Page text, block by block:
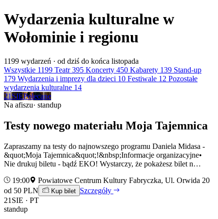
Wydarzenia kulturalne w
Wołominie i regionu
1199 wydarzeń · od dziś do końca listopada
Wszystkie 1199 Teatr395 Koncerty 450 Kabarety 139 Stand-up
179 Wydarzenia i imprezy dla dzieci 10 Festiwale 12 Pozostałe
wydarzenia kulturalne 14
21 SIEPolecane
Na afiszu· standup
Testy nowego materiału Moja Tajemnica
Zapraszamy na testy do najnowszego programu Daniela Midasa -
&quot;Moja Tajemnica&quot;!&nbsp;Informacje organizacyjne•
Nie drukuj biletu - bądź EKO! Wystarczy, że pokażesz bilet n…
19:00
Powiatowe Centrum Kultury Fabryczka, Ul. Orwida 20
od 50 PLN
Kup bilet Szczegóły
21 SIE · PT
standup